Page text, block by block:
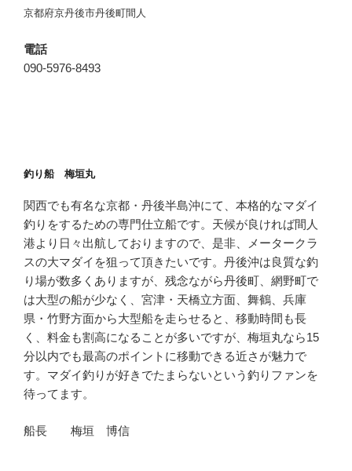
京都府京丹後市丹後町間人
電話
090-5976-8493
釣り船 梅垣丸
関西でも有名な京都・丹後半島沖にて、本格的なマダイ
釣りをするための専門仕立船です。天候が良ければ間人
港より日々出航しておりますので、是非、メータークラ
スの大マダイを狙って頂きたいです。丹後沖は良質な釣
り場が数多くありますが、残念ながら丹後町、網野町で
は大型の船が少なく、宮津・天橋立方面、舞鶴、兵庫
県・竹野方面から大型船を走らせると、移動時間も長
く、料金も割高になることが多いですが、梅垣丸なら15
分以内でも最高のポイントに移動できる近さが魅力で
す。マダイ釣りが好きでたまらないという釣りファンを
待ってます。
船長 梅垣 博信